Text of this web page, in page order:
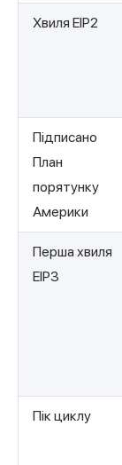
Хвиля EIP2
Підписано
План
порятунку
Америки
Перша хвиля
EIP3
Пік циклу